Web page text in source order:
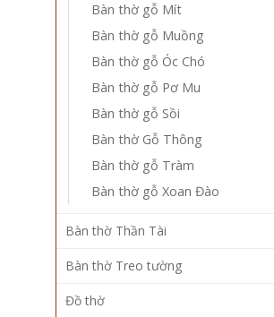
Bàn thờ gỗ Mít
Bàn thờ gỗ Muồng
Bàn thờ gỗ Óc Chó
Bàn thờ gỗ Pơ Mu
Bàn thờ gỗ Sồi
Bàn thờ Gỗ Thông
Bàn thờ gỗ Tràm
Bàn thờ gỗ Xoan Đào
Bàn thờ Thần Tài
Bàn thờ Treo tường
Đồ thờ